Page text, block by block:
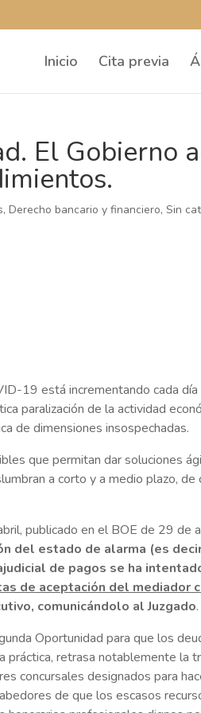
Inicio Cita previa
El Gobierno
,Derecho bancario y financiero,Sin
19 está incrementando cada día
paralización de la actividad
de dimensiones insospechadas.
que permitan dar soluciones
a corto y a medio plazo, de
publicado en el BOE de 29 de
del estado de alarma (es
de pagos se ha
de aceptación del mediador
comunicándolo al Juzgado.
Oportunidad para que los
práctica, retrasa notablemente la
concursales designados para
de que los escasos